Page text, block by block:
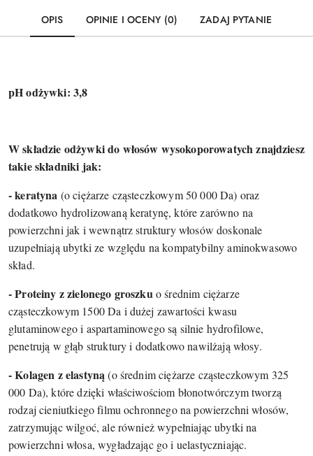
OPIS OPINIE I OCENY (0) ZADAJ PYTANIE
pH odżywki: 3,8
W składzie odżywki do włosów wysokoporowatych znajdziesz
takie składniki jak:
- keratyna (o ciężarze cząsteczkowym 50 000 Da) oraz
dodatkowo hydrolizowaną keratynę, które zarówno na
powierzchni jak i wewnątrz struktury włosów doskonale
uzupełniają ubytki ze względu na kompatybilny aminokwasowo
skład.
- Proteiny z zielonego groszkuo średnim ciężarze
cząsteczkowym 1500 Da i dużej zawartości kwasu
glutaminowego i aspartaminowego są silnie hydrofilowe,
penetrują w głąb struktury i dodatkowo nawilżają włosy.
- Kolagen z elastyną(o średnim ciężarze cząsteczkowym 325
000 Da), które dzięki właściwościom błonotwórczym tworzą
rodzaj cieniutkiego filmu ochronnego na powierzchni włosów,
zatrzymując wilgoć, ale również wypełniając ubytki na
powierzchni włosa, wygładzając go i uelastyczniając.